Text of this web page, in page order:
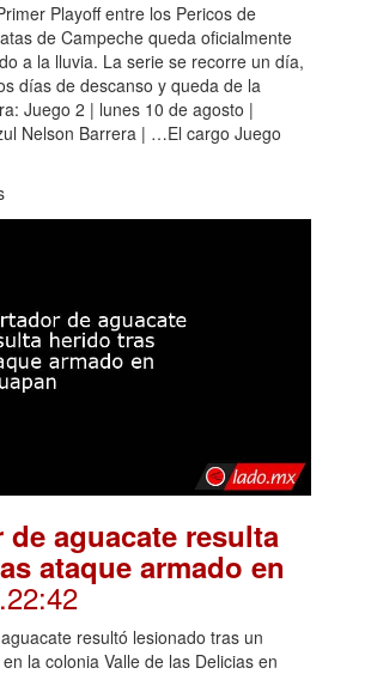
Playoff entre los Pericos de
de Campeche queda oficialmente
a la lluvia. La serie se recorre un día,
días de descanso y queda de la
Juego 2 | lunes 10 de agosto |
Nelson Barrera | …El cargo Juego
de aguacate resulta
ataque armado en
.22:42
resultó lesionado tras un
la colonia Valle de las Delicias en